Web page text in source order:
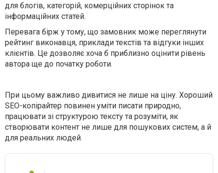
для блогів, категорій, комерційних сторінок та
інформаційних статей.
Перевага бірж у тому, що замовник може переглянути
рейтинг виконавця, приклади текстів та відгуки інших
клієнтів. Це дозволяє хоча б приблизно оцінити рівень
автора ще до початку роботи.
При цьому важливо дивитися не лише на ціну. Хороший
SEO-копірайтер повинен уміти писати природно,
працювати зі структурою тексту та розуміти, як
створювати контент не лише для пошукових систем, а й
для реальних людей.